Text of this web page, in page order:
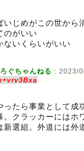
いじめがこの世から
のがいい
ないくらいがいい
ぐちゃんねる : 2023/
ったら事業として成
。クラッカーにはホ
新選組。外道には外